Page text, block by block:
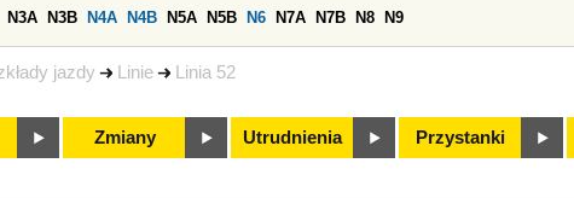
jazdy Linie Linia 52
N3A N3B N4A N4B N5A N5B N6 N7A N7B N8 N9
Zmiany Utrudnienia Przystanki